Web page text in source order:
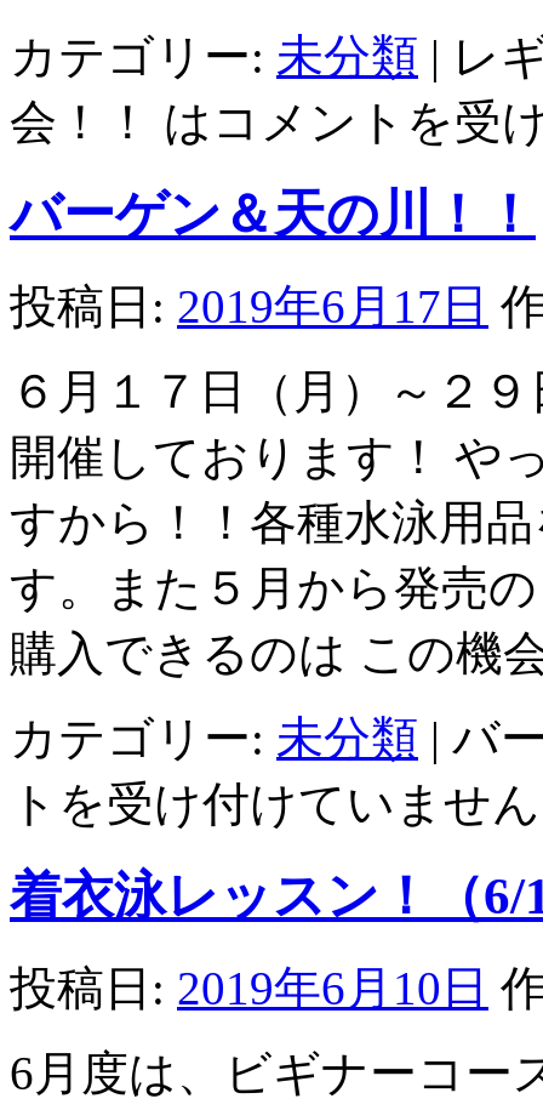
カテゴリー: 未分類 | レ
会！！ は コメントを受
バーゲン＆天の川！！
投稿日: 2019年6月17日
６月１７日（月）～２
開催しております！ や
すから！！各種水泳用
す。また５月から発売
購入できるのは この機
カテゴリー: 未分類 | バ
トを受け付けていません
着衣泳レッスン！（6/
投稿日: 2019年6月10日
6月度は、ビギナーコー